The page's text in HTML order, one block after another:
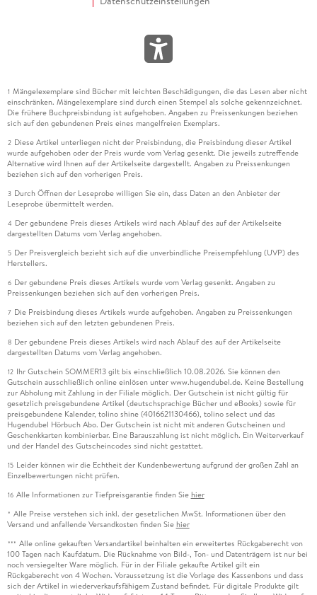
1 Mängelexemplare sind Bücher mit leichten Beschädigungen, die das Lesen aber nicht
einschränken. Mängelexemplare sind durch einen Stempel als solche gekennzeichnet.
Die frühere Buchpreisbindung ist aufgehoben. Angaben zu Preissenkungen beziehen
sich auf den gebundenen Preis eines mangelfreien Exemplars.
2 Diese Artikel unterliegen nicht der Preisbindung, die Preisbindung dieser Artikel
wurde aufgehoben oder der Preis wurde vom Verlag gesenkt. Die jeweils zutreffende
Alternative wird Ihnen auf der Artikelseite dargestellt. Angaben zu Preissenkungen
beziehen sich auf den vorherigen Preis.
3 Durch Öffnen der Leseprobe willigen Sie ein, dass Daten an den Anbieter der
Leseprobe übermittelt werden.
4 Der gebundene Preis dieses Artikels wird nach Ablauf des auf der Artikelseite
dargestellten Datums vom Verlag angehoben.
5 Der Preisvergleich bezieht sich auf die unverbindliche Preisempfehlung (UVP) des
Herstellers.
6 Der gebundene Preis dieses Artikels wurde vom Verlag gesenkt. Angaben zu
Preissenkungen beziehen sich auf den vorherigen Preis.
7 Die Preisbindung dieses Artikels wurde aufgehoben. Angaben zu Preissenkungen
beziehen sich auf den letzten gebundenen Preis.
8 Der gebundene Preis dieses Artikels wird nach Ablauf des auf der Artikelseite
dargestellten Datums vom Verlag angehoben.
12 Ihr Gutschein SOMMER13 gilt bis einschließlich 10.08.2026. Sie können den
Gutschein ausschließlich online einlösen unter www.hugendubel.de. Keine Bestellung
zur Abholung mit Zahlung in der Filiale möglich. Der Gutschein ist nicht gültig für
gesetzlich preisgebundene Artikel (deutschsprachige Bücher und eBooks) sowie für
preisgebundene Kalender, tolino shine (4016621130466), tolino select und das
Hugendubel Hörbuch Abo. Der Gutschein ist nicht mit anderen Gutscheinen und
Geschenkkarten kombinierbar. Eine Barauszahlung ist nicht möglich. Ein Weiterverkauf
und der Handel des Gutscheincodes sind nicht gestattet.
15 Leider können wir die Echtheit der Kundenbewertung aufgrund der großen Zahl an
Einzelbewertungen nicht prüfen.
16 Alle Informationen zur Tiefpreisgarantie finden Sie hier
* Alle Preise verstehen sich inkl. der gesetzlichen MwSt. Informationen über den
Versand und anfallende Versandkosten finden Sie hier
*** Alle online gekauften Versandartikel beinhalten ein erweitertes Rückgaberecht von
100 Tagen nach Kaufdatum. Die Rücknahme von Bild-, Ton- und Datenträgern ist nur bei
noch versiegelter Ware möglich. Für in der Filiale gekaufte Artikel gilt ein
Rückgaberecht von 4 Wochen. Voraussetzung ist die Vorlage des Kassenbons und dass
sich der Artikel in wiederverkaufsfähigem Zustand befindet. Für digitale Produkte gilt